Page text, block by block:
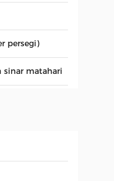
persegi)
sinar matahari